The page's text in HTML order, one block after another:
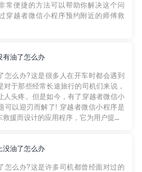
常便捷的方法可以帮助你解决这个问
穿越者微信小程序预约附近的师傅救
有油了怎么办
怎么办?这是很多人在开车时都会遇到
对于那些经常长途旅行的司机们来说，
人头疼。但是如今，有了穿越者微信小
可以迎刃而解了! 穿越者微信小程序是
救援而设计的应用程序，它为用户提...
没油了怎么办
怎么办?这是许多司机都曾经面对过的